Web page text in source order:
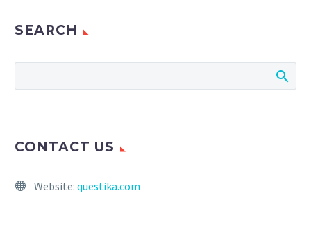
SEARCH
CONTACT US
Website: questika.com